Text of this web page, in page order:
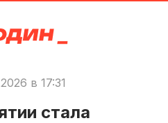
в 17:31
стала